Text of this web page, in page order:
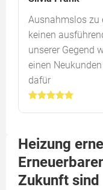
Ausnahmslos zu
keinen
unserer Gegend
einen
dafür
Heizung
Zukunft sind